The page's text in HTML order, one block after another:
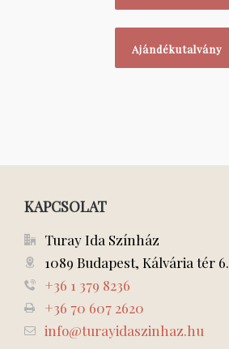
Ajándékutalvány
KAPCSOLAT
Turay Ida Színház
1089 Budapest, Kálvária tér 6.
+36 1 379 8236
+36 70 607 2620
info@turayidaszinhaz.hu